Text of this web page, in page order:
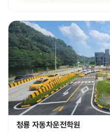
청룡 자동차운전학원